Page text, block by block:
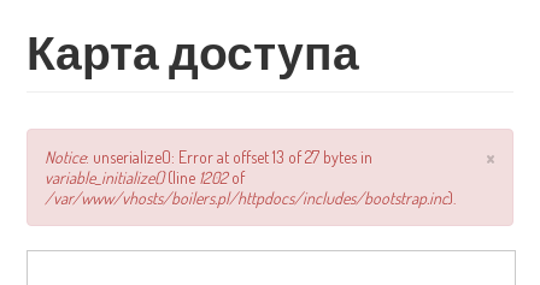
Карта доступа
×
Сообщение
об
ошибке
Notice: unserialize(): Error at offset 13 of 27 bytes in
variable_initialize()(line 1202of
/var/www/vhosts/boilers.pl/httpdocs/includes/bootstrap.inc).